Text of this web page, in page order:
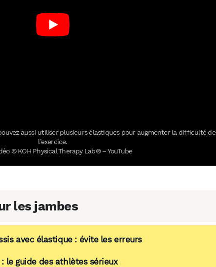
aussi utiliser plusieurs élastiques pour augmenter la difficulté de
l’exercice.
© KOH Physical Therapy Lab® – YouTube
les jambes
avec élastique : évite les erreurs
: le guide des athlètes sérieux